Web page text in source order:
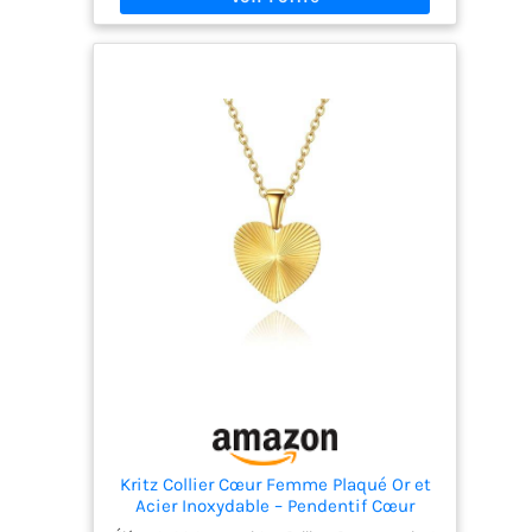
Chaîne - longueur: 50 cm+5 cm
cérémonie d’anniversaire et de mariage, l’usure
quotidienne et ainsi de suite, cadeau pour
elle/mère/fille/sœur/famille/copines Emballage:
Livré avec un sac de rangement et une boîte avec
le logo U7, soit un cadeau optimal pour quelqu’un
que vous aimez ou faites-vous plaisir
Kritz Collier Cœur Femme Plaqué Or et
Acier Inoxydable – Pendentif Cœur
Minimaliste Moderne – Bijoux Femmes